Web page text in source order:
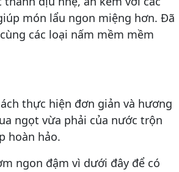
món lẩu ngon miệng hơn. Đã
các loại nấm mềm mềm
thực hiện đơn giản và hương
ngọt vừa phải của nước trộn
hoàn hảo.
ngon đậm vì dưới đây để có